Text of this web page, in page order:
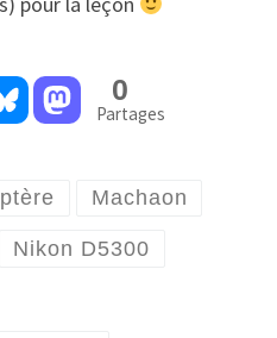
0
Partages
Machaon
Nikon D5300